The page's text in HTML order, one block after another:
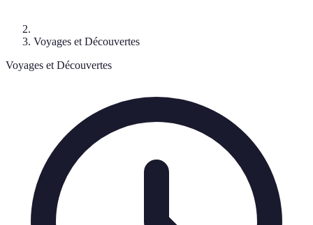
Voyages et Découvertes
Voyages et Découvertes